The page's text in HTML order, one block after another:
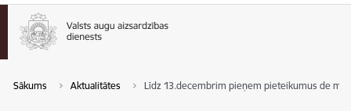
Sākums Aktualitātes Līdz 13.decembrim pieņem pieteikumus de